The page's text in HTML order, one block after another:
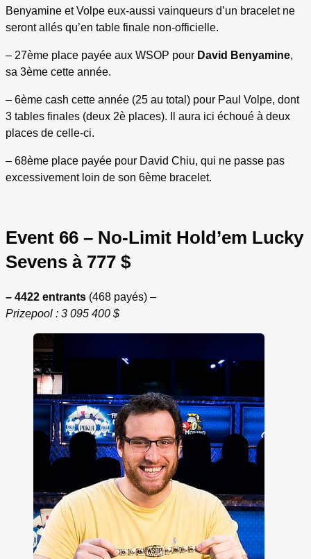
Benyamine et Volpe eux-aussi vainqueurs d’un bracelet ne
seront allés qu’en table finale non-officielle.
– 27ème place payée aux WSOP pour David Benyamine,
sa 3ème cette année.
– 6ème cash cette année (25 au total) pour Paul Volpe, dont
3 tables finales (deux 2è places). Il aura ici échoué à deux
places de celle-ci.
– 68ème place payée pour David Chiu, qui ne passe pas
excessivement loin de son 6ème bracelet.
Event 66 – No-Limit Hold’em Lucky
Sevens à 777 $
– 4422 entrants (468 payés) –
Prizepool : 3 095 400 $